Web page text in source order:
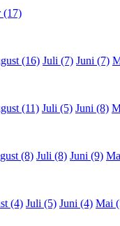
(17)
(16) Juli (7) Juni (7)
(11) Juli (5) Juni (8)
(8) Juli (8) Juni (9)
(4) Juli (5) Juni (4) Mai